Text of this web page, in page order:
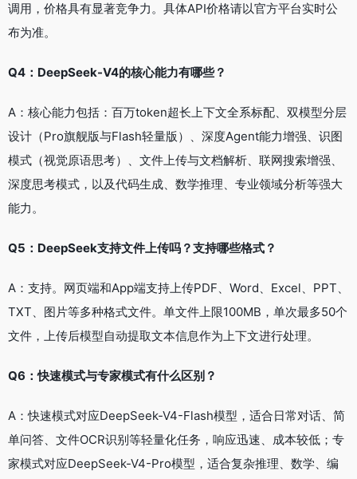
调用，价格具有显著竞争力。具体API价格请以官方平台实时公
布为准。
Q4：DeepSeek-V4的核心能力有哪些？
A：核心能力包括：百万token超长上下文全系标配、双模型分层
设计（Pro旗舰版与Flash轻量版）、深度Agent能力增强、识图
模式（视觉原语思考）、文件上传与文档解析、联网搜索增强、
深度思考模式，以及代码生成、数学推理、专业领域分析等强大
能力。
Q5：DeepSeek支持文件上传吗？支持哪些格式？
A：支持。网页端和App端支持上传PDF、Word、Excel、PPT、
TXT、图片等多种格式文件。单文件上限100MB，单次最多50个
文件，上传后模型自动提取文本信息作为上下文进行处理。
Q6：快速模式与专家模式有什么区别？
A：快速模式对应DeepSeek-V4-Flash模型，适合日常对话、简
单问答、文件OCR识别等轻量化任务，响应迅速、成本较低；专
家模式对应DeepSeek-V4-Pro模型，适合复杂推理、数学、编